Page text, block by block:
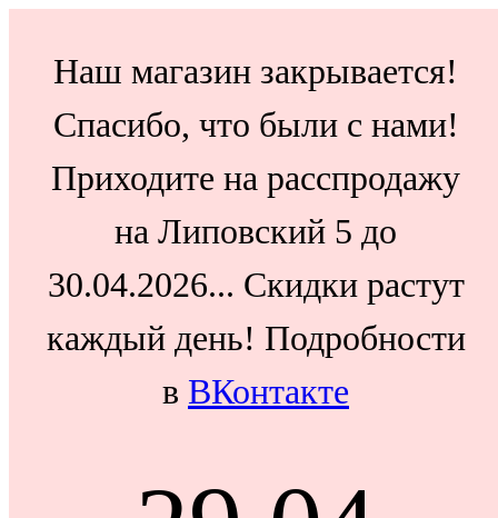
Наш магазин закрывается!
Спасибо, что были с нами!
Приходите на расспродажу
на Липовский 5 до
30.04.2026... Скидки растут
каждый день! Подробности
в ВКонтакте